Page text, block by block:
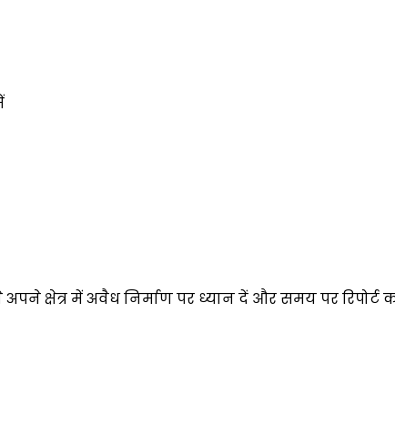
क्षेत्र में अवैध निर्माण पर ध्यान दें और समय पर रिपोर्ट